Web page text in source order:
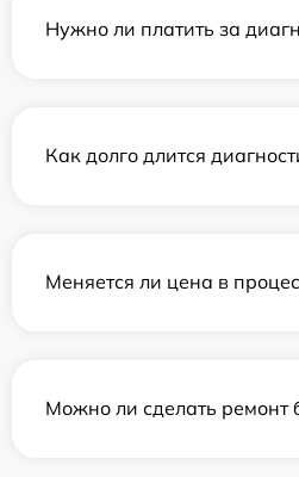
Нужно ли платить за
Как долго длится
Меняется ли цена в
Можно ли сделать ремонт